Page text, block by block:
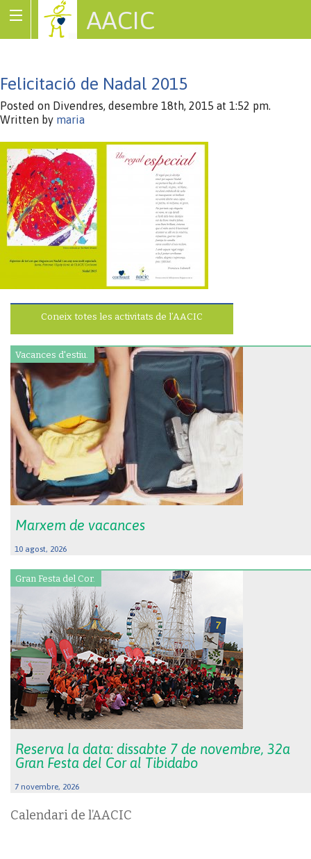
AACIC
Felicitació de Nadal 2015
Posted on Divendres, desembre 18th, 2015 at 1:52 pm.
Written by maria
Coneix totes les activitats de l’AACIC
Vacances d'estiu.
Marxem de vacances
10 agost, 2026
Gran Festa del Cor.
Reserva la data: dissabte 7 de novembre, 32a
Gran Festa del Cor al Tibidabo
7 novembre, 2026
Calendari de l’AACIC